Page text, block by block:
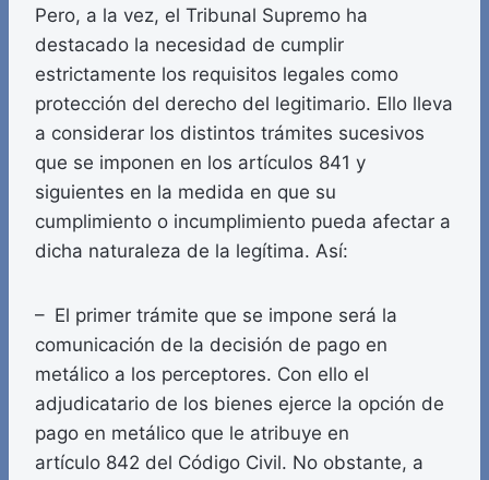
Pero, a la vez, el Tribunal Supremo ha
destacado la necesidad de cumplir
estrictamente los requisitos legales como
protección del derecho del legitimario. Ello lleva
a considerar los distintos trámites sucesivos
que se imponen en los artículos 841 y
siguientes en la medida en que su
cumplimiento o incumplimiento pueda afectar a
dicha naturaleza de la legítima. Así:
– El primer trámite que se impone será la
comunicación de la decisión de pago en
metálico a los perceptores. Con ello el
adjudicatario de los bienes ejerce la opción de
pago en metálico que le atribuye en
artículo 842 del Código Civil. No obstante, a